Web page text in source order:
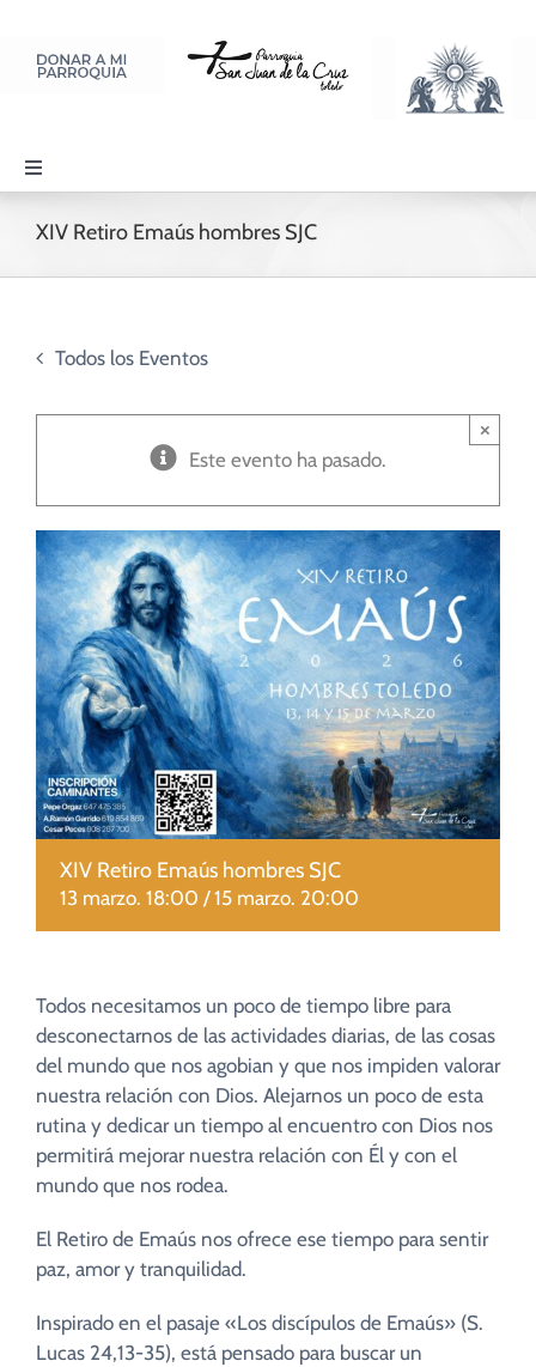
contenido
Toggle
Navigation
PARROQUIA
DISCIPULADOS
CUIDADO PASTORAL
FE CATÓLICA
COMUNITARIOS
CAMPUS
COLABORA
XIV Retiro Emaús hombres SJC
Todos los Eventos
Este evento ha pasado.
×
XIV Retiro Emaús hombres SJC
13 marzo. 18:00 /15 marzo. 20:00
Todos necesitamos un poco de tiempo libre para
desconectarnos de las actividades diarias, de las cosas
del mundo que nos agobian y que nos impiden valorar
nuestra relación con Dios. Alejarnos un poco de esta
rutina y dedicar un tiempo al encuentro con Dios nos
permitirá mejorar nuestra relación con Él y con el
mundo que nos rodea.
El Retiro de Emaús nos ofrece ese tiempo para sentir
paz, amor y tranquilidad.
Inspirado en el pasaje «Los discípulos de Emaús» (S.
Lucas 24,13-35), está pensado para buscar un